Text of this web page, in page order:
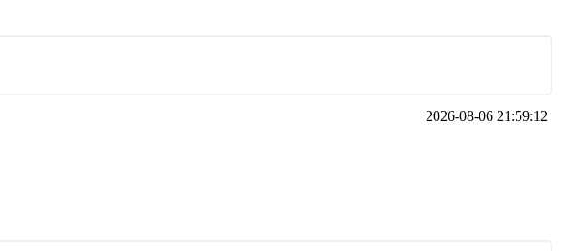
2026-08-06 21:59:12